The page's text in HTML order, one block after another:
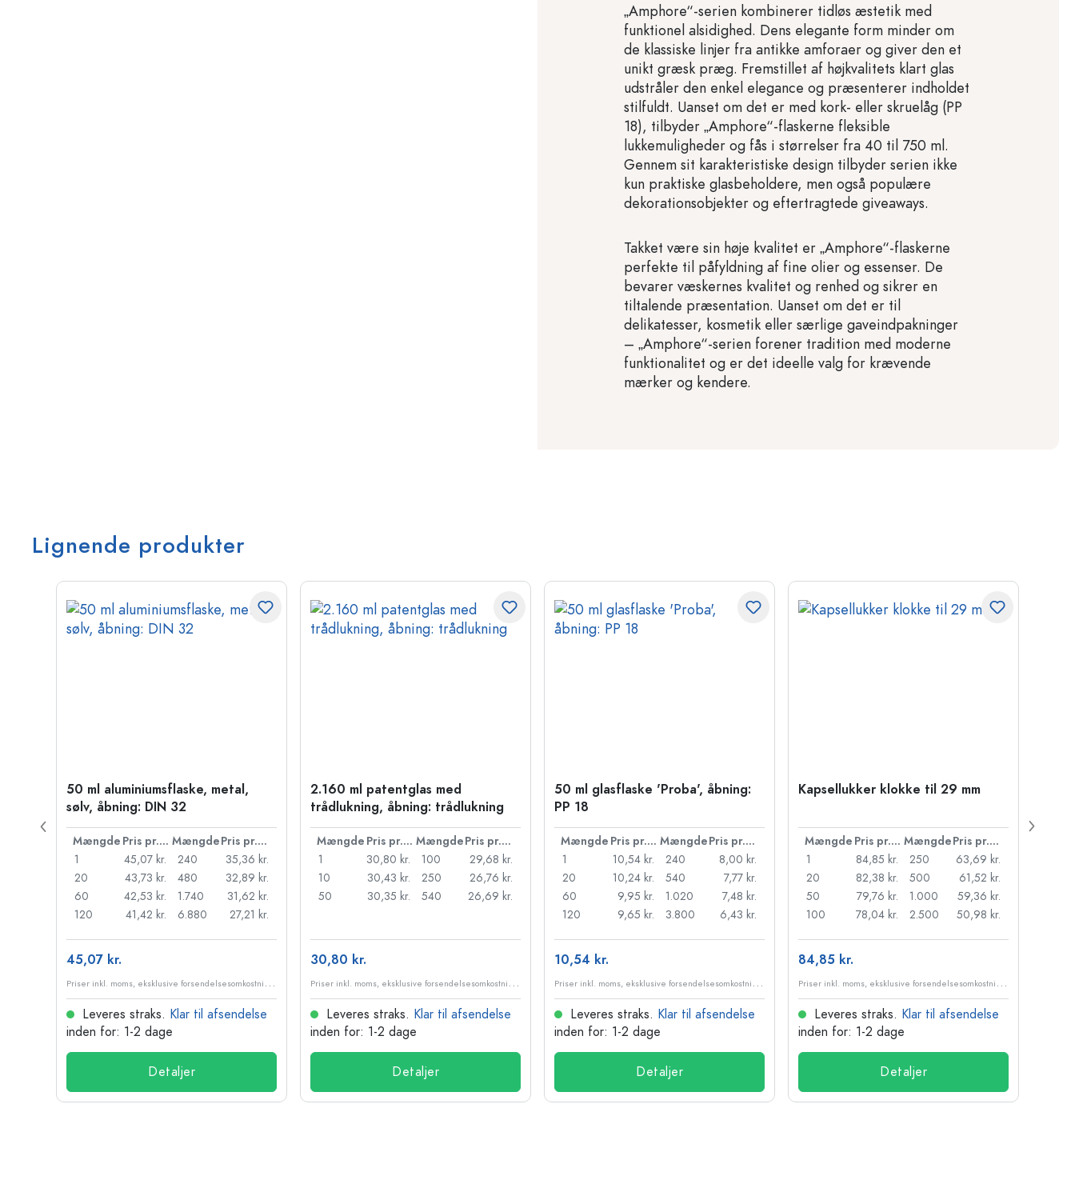
„Amphore“-serien kombinerer tidløs æstetik med
funktionel alsidighed. Dens elegante form minder om
de klassiske linjer fra antikke amforaer og giver den et
unikt græsk præg. Fremstillet af højkvalitets klart glas
udstråler den enkel elegance og præsenterer indholdet
stilfuldt. Uanset om det er med kork- eller skruelåg (PP
18), tilbyder „Amphore“-flaskerne fleksible
lukkemuligheder og fås i størrelser fra 40 til 750 ml.
Gennem sit karakteristiske design tilbyder serien ikke
kun praktiske glasbeholdere, men også populære
dekorationsobjekter og eftertragtede giveaways.
Takket være sin høje kvalitet er „Amphore“-flaskerne
perfekte til påfyldning af fine olier og essenser. De
bevarer væskernes kvalitet og renhed og sikrer en
tiltalende præsentation. Uanset om det er til
delikatesser, kosmetik eller særlige gaveindpakninger
– „Amphore“-serien forener tradition med moderne
funktionalitet og er det ideelle valg for krævende
mærker og kendere.
Lignende produkter
50 ml aluminiumsflaske, metal,
sølv, åbning: DIN 32
Mængde Pris pr. stk. Mængde
Pris pr. stk.
1
45,07 kr.
20
43,73 kr.
60
42,53 kr.
120
41,42 kr.
240
35,36 kr.
480
32,89 kr.
1.740
31,62 kr.
6.880
27,21 kr.
45,07 kr.
P
riser inkl. moms, eksklusive forsendelsesomkostninger
Leveres straks. Klar til afsendelse
inden for: 1-2 dage
Detaljer
2.160 ml patentglas med
trådlukning, åbning: trådlukning
Mængde Pris pr. stk. Mængde
Pris pr. stk.
1
30,80 kr.
10
30,43 kr.
50
30,35 kr.
100
29,68 kr.
250
26,76 kr.
540
26,69 kr.
30,80 kr.
P
riser inkl. moms, eksklusive forsendelsesomkostninger
Leveres straks. Klar til afsendelse
inden for: 1-2 dage
Detaljer
50 ml glasflaske 'Proba', åbning:
PP 18
Mængde Pris pr. stk. Mængde
Pris pr. stk.
1
10,54 kr.
20
10,24 kr.
60
9,95 kr.
120
9,65 kr.
240
8,00 kr.
540
7,77 kr.
1.020
7,48 kr.
3.800
6,43 kr.
10,54 kr.
P
riser inkl. moms, eksklusive forsendelsesomkostninger
Leveres straks. Klar til afsendelse
inden for: 1-2 dage
Detaljer
Kapsellukker klokke til 29 mm
Mængde Pris pr. stk. Mængde
Pris pr. stk.
1
84,85 kr.
20
82,38 kr.
50
79,76 kr.
100
78,04 kr.
250
63,69 kr.
500
61,52 kr.
1.000
59,36 kr.
2.500
50,98 kr.
84,85 kr.
P
riser inkl. moms, eksklusive forsendelsesomkostninger
Leveres straks. Klar til afsendelse
inden for: 1-2 dage
Detaljer